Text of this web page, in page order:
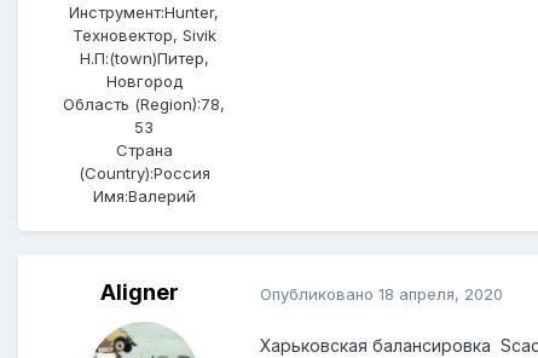
Инструмент:Hunter,
Техновектор, Sivik
Н.П:(town)Питер,
Новгород
Область (Region):78,
53
Страна
(Country):Россия
Имя:Валерий
Aligner Опубликовано 18 апреля, 2020
Харьковская балансировка